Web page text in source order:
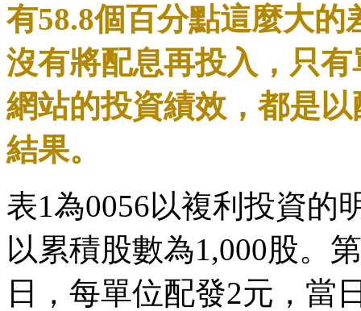
有58.8個百分點這麼大
沒有將配息再投入，只
網站的投資績效，都是
結果。
表1為0056以複利投資的
以累積股數為1,000股。
日，每單位配發2元，當